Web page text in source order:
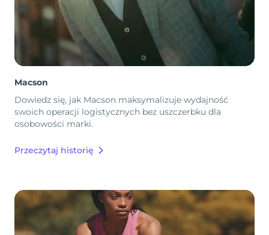
Macson
Dowiedz się, jak Macson maksymalizuje wydajność
swoich operacji logistycznych bez uszczerbku dla
osobowości marki.
Przeczytaj historię